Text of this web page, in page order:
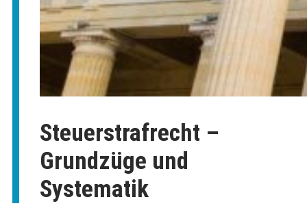
Steuerstrafrecht –
Grundzüge und
Systematik